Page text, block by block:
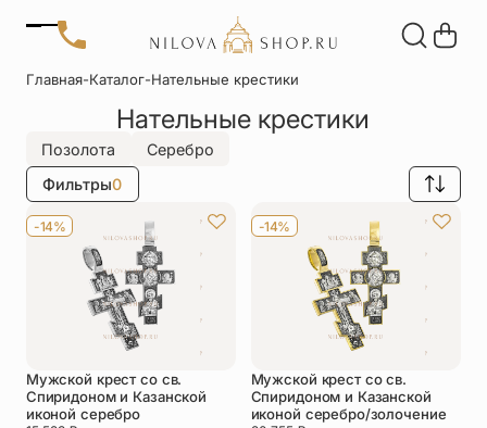
Позвонить
+7 (906) 655-37-20
Автомобильные
иконы
Браслеты
Детские
крестики
Кольца
Настольные
Нательные
крестики
Нательные
Образки
именные
Подвески
Статьи
Главная-Каталог-Нательные крестики
Нательные крестики
Фильтры0
Позолота Серебро
-14%
Мужской крест со св.
Спиридоном и Казанской
иконой серебро
-14%
Мужской крест со св.
Спиридоном и Казанской
иконой серебро/золочение